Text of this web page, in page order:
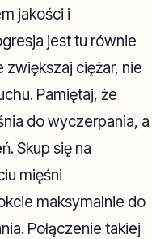
jakości i
jest tu równie
ciężar, nie
Pamiętaj, że
do wyczerpania, a
Skup się na
mięśni
maksymalnie do
Połączenie takiej